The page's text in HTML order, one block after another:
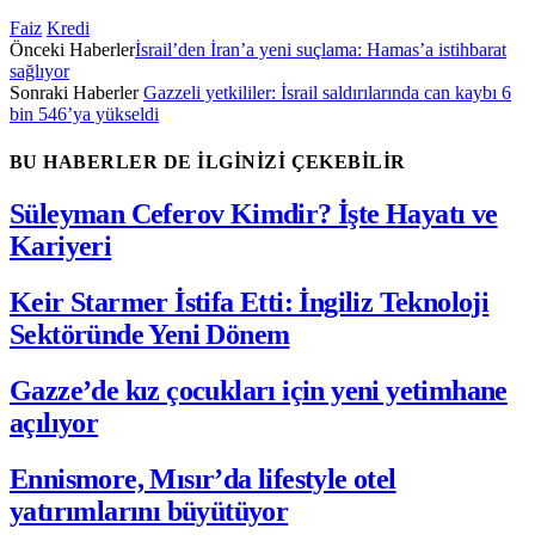
Faiz Kredi
Önceki Haberlerİsrail’den İran’a yeni suçlama: Hamas’a istihbarat
sağlıyor
Sonraki HaberlerGazzeli yetkililer: İsrail saldırılarında can kaybı 6
bin 546’ya yükseldi
BU HABERLER DE İLGİNİZİ ÇEKEBİLİR
Süleyman Ceferov Kimdir? İşte Hayatı ve
Kariyeri
Keir Starmer İstifa Etti: İngiliz Teknoloji
Sektöründe Yeni Dönem
Gazze’de kız çocukları için yeni yetimhane
açılıyor
Ennismore, Mısır’da lifestyle otel
yatırımlarını büyütüyor